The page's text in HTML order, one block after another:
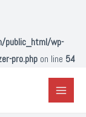
public_html/wp-
pro.php on line 54
Main
Menu